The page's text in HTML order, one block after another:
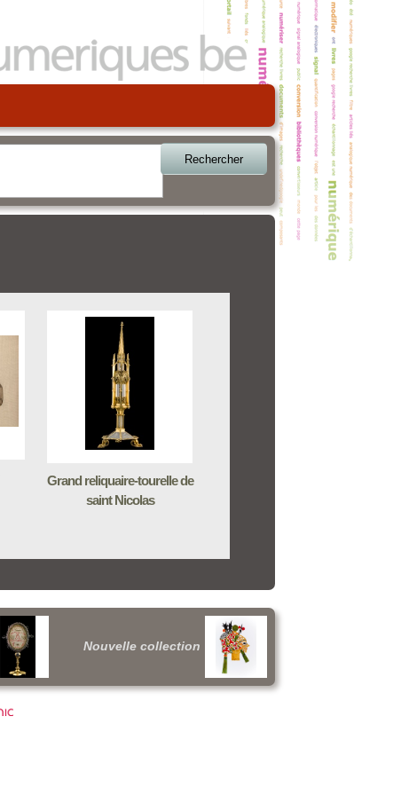
Rechercher
Grand reliquaire-tourelle de
saint Nicolas
Nouvelle collection